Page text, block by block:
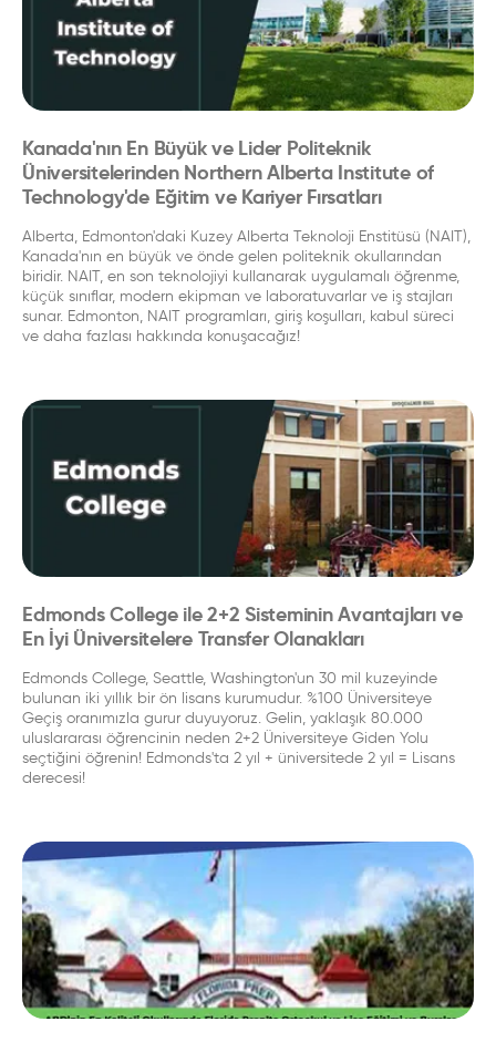
Kanada'nın En Büyük ve Lider Politeknik
Üniversitelerinden Northern Alberta Institute of
Technology'de Eğitim ve Kariyer Fırsatları
Alberta, Edmonton'daki Kuzey Alberta Teknoloji Enstitüsü (NAIT),
Kanada'nın en büyük ve önde gelen politeknik okullarından
biridir. NAIT, en son teknolojiyi kullanarak uygulamalı öğrenme,
küçük sınıflar, modern ekipman ve laboratuvarlar ve iş stajları
sunar. Edmonton, NAIT programları, giriş koşulları, kabul süreci
ve daha fazlası hakkında konuşacağız!
Edmonds College ile 2+2 Sisteminin Avantajları ve
En İyi Üniversitelere Transfer Olanakları
Edmonds College, Seattle, Washington'un 30 mil kuzeyinde
bulunan iki yıllık bir ön lisans kurumudur. %100 Üniversiteye
Geçiş oranımızla gurur duyuyoruz. Gelin, yaklaşık 80.000
uluslararası öğrencinin neden 2+2 Üniversiteye Giden Yolu
seçtiğini öğrenin! Edmonds'ta 2 yıl + üniversitede 2 yıl = Lisans
derecesi!